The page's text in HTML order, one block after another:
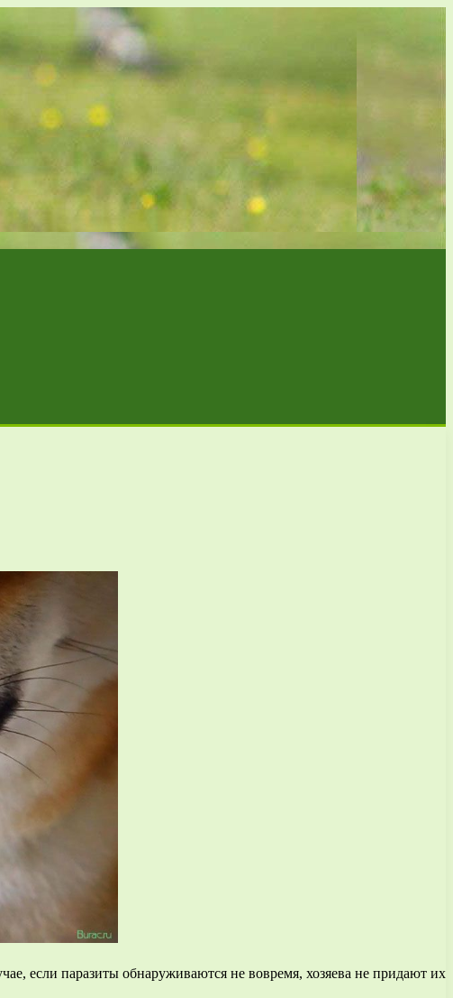
если паразиты обнаруживаются не вовремя, хозяева не придают их